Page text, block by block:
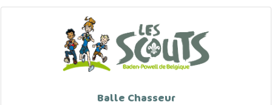
Balle Chasseur